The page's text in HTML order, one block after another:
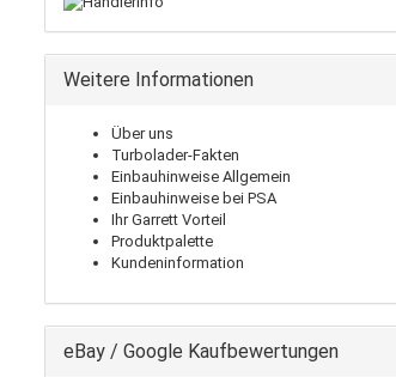
Weitere Informationen
Über uns
Turbolader-Fakten
Einbauhinweise Allgemein
Einbauhinweise bei PSA
Ihr Garrett Vorteil
Produktpalette
Kundeninformation
eBay / Google Kaufbewertungen